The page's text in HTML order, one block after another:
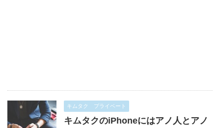
キムタク プライベート
キムタクのiPhoneにはアノ人とアノ